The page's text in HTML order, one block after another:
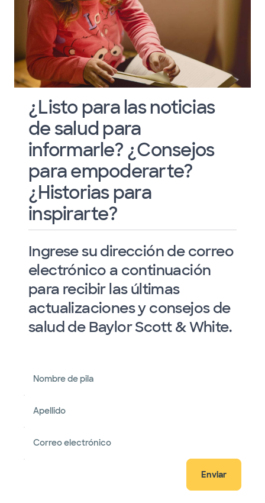
¿Listo para las noticias
de salud para
informarle? ¿Consejos
para empoderarte?
¿Historias para
inspirarte?
Ingrese su dirección de correo
electrónico a continuación
para recibir las últimas
actualizaciones y consejos de
salud de Baylor Scott & White.
Nombre de pila
Apellido
Correo electrónico
Enviar